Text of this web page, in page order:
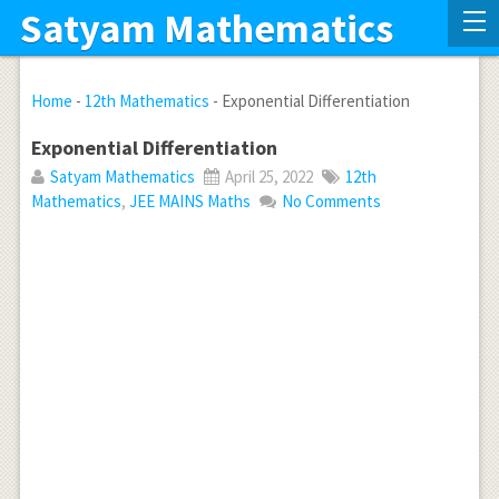
Satyam Mathematics
Home - 12th Mathematics - Exponential Differentiation
Exponential Differentiation
Satyam Mathematics April 25, 2022
12th
Mathematics, JEE MAINS Maths No Comments